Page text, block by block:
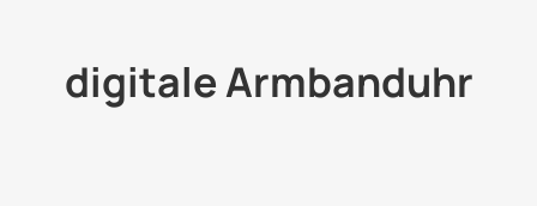
digitale Armbanduhr